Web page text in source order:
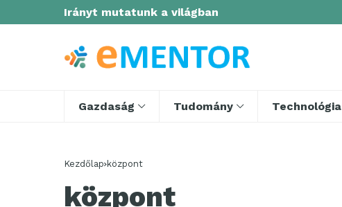
Irányt mutatunk a világban
Gazdaság Tudomány Technológia
Kezdőlap központ
központ